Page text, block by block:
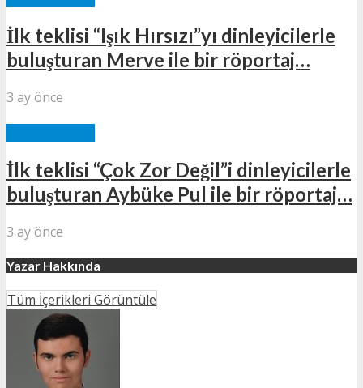
İlk teklisi “Işık Hırsızı”yı dinleyicilerle
buluşturan Merve ile bir röportaj…
3 ay önce
İlk teklisi “Çok Zor Değil”i dinleyicilerle
buluşturan Aybüke Pul ile bir röportaj…
3 ay önce
Yazar Hakkında
Tüm İçerikleri Görüntüle